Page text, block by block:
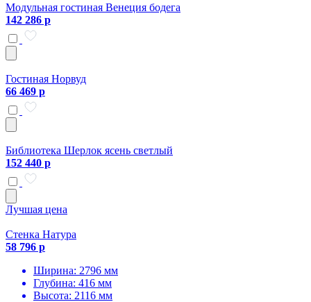
Модульная гостиная Венеция бодега
142 286 р
Гостиная Норвуд
66 469 р
Библиотека Шерлок ясень светлый
152 440 р
Лучшая цена
Стенка Натура
58 796 р
Ширина: 2796 мм
Глубина: 416 мм
Высота: 2116 мм